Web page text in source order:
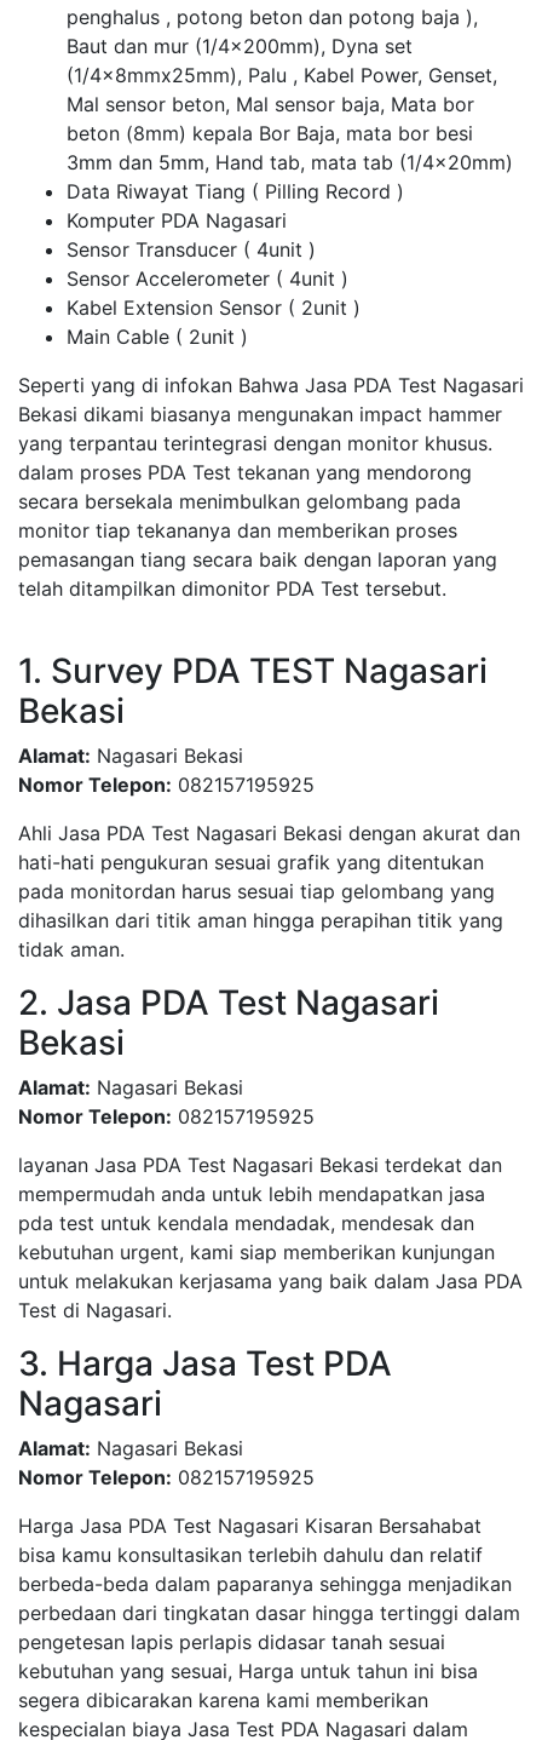
penghalus , potong beton dan potong baja ),
Baut dan mur (1/4x200mm), Dyna set
(1/4x8mmx25mm), Palu , Kabel Power, Genset,
Mal sensor beton, Mal sensor baja, Mata bor
beton (8mm) kepala Bor Baja, mata bor besi
3mm dan 5mm, Hand tab, mata tab (1/4x20mm)
Data Riwayat Tiang ( Pilling Record )
Komputer PDA Nagasari
Sensor Transducer ( 4unit )
Sensor Accelerometer ( 4unit )
Kabel Extension Sensor ( 2unit )
Main Cable ( 2unit )
Seperti yang di infokan Bahwa Jasa PDA Test Nagasari
Bekasi dikami biasanya mengunakan impact hammer
yang terpantau terintegrasi dengan monitor khusus.
dalam proses PDA Test tekanan yang mendorong
secara bersekala menimbulkan gelombang pada
monitor tiap tekananya dan memberikan proses
pemasangan tiang secara baik dengan laporan yang
telah ditampilkan dimonitor PDA Test tersebut.
1. Survey PDA TEST Nagasari
Bekasi
Alamat: Nagasari Bekasi
Nomor Telepon: 082157195925
Ahli Jasa PDA Test Nagasari Bekasi dengan akurat dan
hati-hati pengukuran sesuai grafik yang ditentukan
pada monitordan harus sesuai tiap gelombang yang
dihasilkan dari titik aman hingga perapihan titik yang
tidak aman.
2. Jasa PDA Test Nagasari
Bekasi
Alamat: Nagasari Bekasi
Nomor Telepon: 082157195925
layanan Jasa PDA Test Nagasari Bekasi terdekat dan
mempermudah anda untuk lebih mendapatkan jasa
pda test untuk kendala mendadak, mendesak dan
kebutuhan urgent, kami siap memberikan kunjungan
untuk melakukan kerjasama yang baik dalam Jasa PDA
Test di Nagasari.
3. Harga Jasa Test PDA
Nagasari
Alamat: Nagasari Bekasi
Nomor Telepon: 082157195925
Harga Jasa PDA Test Nagasari Kisaran Bersahabat
bisa kamu konsultasikan terlebih dahulu dan relatif
berbeda-beda dalam paparanya sehingga menjadikan
perbedaan dari tingkatan dasar hingga tertinggi dalam
pengetesan lapis perlapis didasar tanah sesuai
kebutuhan yang sesuai, Harga untuk tahun ini bisa
segera dibicarakan karena kami memberikan
kespecialan biaya Jasa Test PDA Nagasari dalam